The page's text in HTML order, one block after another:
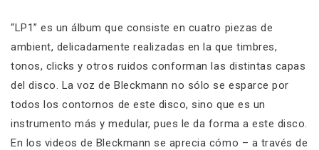
“LP1” es un álbum que consiste en cuatro piezas de
ambient, delicadamente realizadas en la que timbres,
tonos, clicks y otros ruidos conforman las distintas capas
del disco. La voz de Bleckmann no sólo se esparce por
todos los contornos de este disco, sino que es un
instrumento más y medular, pues le da forma a este disco.
En los videos de Bleckmann se aprecia cómo – a través de